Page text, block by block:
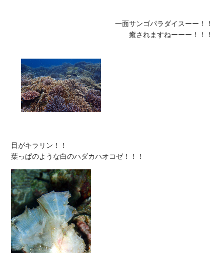
一面サンゴパラダイスーー！！
癒されますねーーー！！！
目がキラリン！！